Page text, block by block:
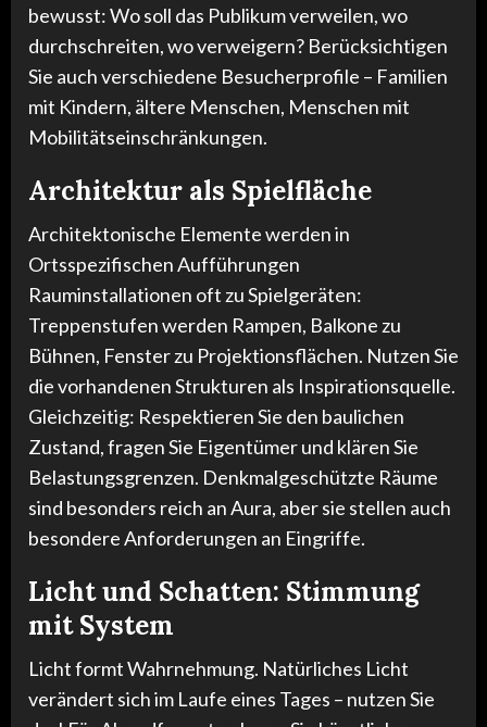
bewusst: Wo soll das Publikum verweilen, wo
durchschreiten, wo verweigern? Berücksichtigen
Sie auch verschiedene Besucherprofile – Familien
mit Kindern, ältere Menschen, Menschen mit
Mobilitätseinschränkungen.
Architektur als Spielfläche
Architektonische Elemente werden in
Ortsspezifischen Aufführungen
Rauminstallationen oft zu Spielgeräten:
Treppenstufen werden Rampen, Balkone zu
Bühnen, Fenster zu Projektionsflächen. Nutzen Sie
die vorhandenen Strukturen als Inspirationsquelle.
Gleichzeitig: Respektieren Sie den baulichen
Zustand, fragen Sie Eigentümer und klären Sie
Belastungsgrenzen. Denkmalgeschützte Räume
sind besonders reich an Aura, aber sie stellen auch
besondere Anforderungen an Eingriffe.
Licht und Schatten: Stimmung
mit System
Licht formt Wahrnehmung. Natürliches Licht
verändert sich im Laufe eines Tages – nutzen Sie